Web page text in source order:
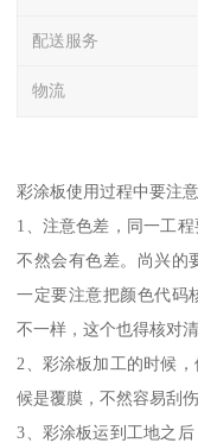
配送服务
物流
彩涂板使用过程中要注
1、注意色差，同一工
不然会有色差。尚兴的
一定要注意把颜色代码
不一样，这个也得核对清
2、彩涂板加工的时候
候是覆膜，不然容易刮伤
3、彩涂板运到工地之